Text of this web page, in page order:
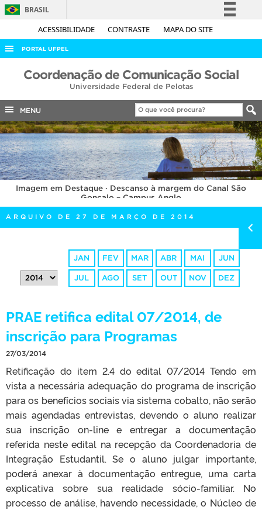
ACESSIBILIDADE CONTRASTE MAPA DO SITE
BRASIL
Simplifique!
Acesso à informação
Legislação
Canais
PORTAL UFPEL
ACESSO À INFORMAÇÃO
COBALTO
CONCURSOS
EDITAIS
INTERNACIONAL
OUVIDORIA
PORTARIAS
TELEFONES
Coordenação de Comunicação Social
Universidade Federal de Pelotas
MENU
Imagem em Destaque · Descanso à margem do Canal São
Gonçalo – Campus Anglo
ARQUIVO DE 27 DE MARÇO DE 2014
JAN FEV MAR ABR MAI JUN
JUL AGO SET OUT NOV DEZ
PRAE retifica edital 07/2014, de
inscrição para Programas
27/03/2014
Retificação do item 2.4 do edital 07/2014 Tendo em
vista a necessária adequação do programa de inscrição
para os benefícios sociais via sistema cobalto, não serão
mais agendadas entrevistas, devendo o aluno realizar
sua inscrição on-line e entregar a documentação
referida neste edital na recepção da Coordenadoria de
Integração Estudantil. Se o aluno julgar importante,
poderá anexar à documentação entregue, uma carta
explicativa sobre sua realidade sócio-familiar. No
processo de análise, havendo necessidade, o Núcleo de